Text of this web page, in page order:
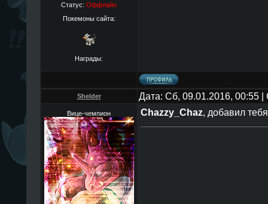
Статус: Оффлайн
Покемоны сайта:
Награды:
Shelder Дата: Сб, 09.01.2016, 00:55
Вице-чемпион Chazzy_Chaz, добавил